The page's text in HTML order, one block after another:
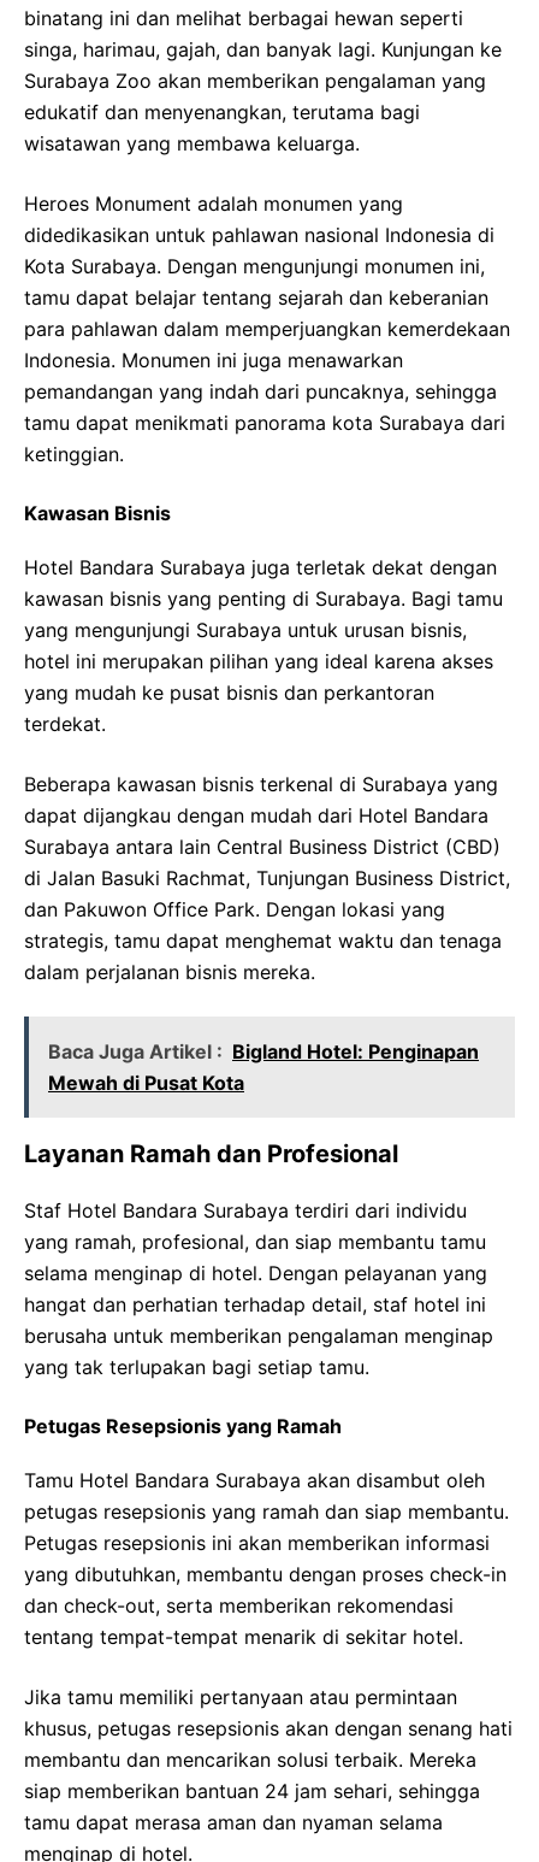
binatang ini dan melihat berbagai hewan seperti
singa, harimau, gajah, dan banyak lagi. Kunjungan ke
Surabaya Zoo akan memberikan pengalaman yang
edukatif dan menyenangkan, terutama bagi
wisatawan yang membawa keluarga.
Heroes Monument adalah monumen yang
didedikasikan untuk pahlawan nasional Indonesia di
Kota Surabaya. Dengan mengunjungi monumen ini,
tamu dapat belajar tentang sejarah dan keberanian
para pahlawan dalam memperjuangkan kemerdekaan
Indonesia. Monumen ini juga menawarkan
pemandangan yang indah dari puncaknya, sehingga
tamu dapat menikmati panorama kota Surabaya dari
ketinggian.
Kawasan Bisnis
Hotel Bandara Surabaya juga terletak dekat dengan
kawasan bisnis yang penting di Surabaya. Bagi tamu
yang mengunjungi Surabaya untuk urusan bisnis,
hotel ini merupakan pilihan yang ideal karena akses
yang mudah ke pusat bisnis dan perkantoran
terdekat.
Beberapa kawasan bisnis terkenal di Surabaya yang
dapat dijangkau dengan mudah dari Hotel Bandara
Surabaya antara lain Central Business District (CBD)
di Jalan Basuki Rachmat, Tunjungan Business District,
dan Pakuwon Office Park. Dengan lokasi yang
strategis, tamu dapat menghemat waktu dan tenaga
dalam perjalanan bisnis mereka.
Baca Juga Artikel : Bigland Hotel: Penginapan
Mewah di Pusat Kota
Layanan Ramah dan Profesional
Staf Hotel Bandara Surabaya terdiri dari individu
yang ramah, profesional, dan siap membantu tamu
selama menginap di hotel. Dengan pelayanan yang
hangat dan perhatian terhadap detail, staf hotel ini
berusaha untuk memberikan pengalaman menginap
yang tak terlupakan bagi setiap tamu.
Petugas Resepsionis yang Ramah
Tamu Hotel Bandara Surabaya akan disambut oleh
petugas resepsionis yang ramah dan siap membantu.
Petugas resepsionis ini akan memberikan informasi
yang dibutuhkan, membantu dengan proses check-in
dan check-out, serta memberikan rekomendasi
tentang tempat-tempat menarik di sekitar hotel.
Jika tamu memiliki pertanyaan atau permintaan
khusus, petugas resepsionis akan dengan senang hati
membantu dan mencarikan solusi terbaik. Mereka
siap memberikan bantuan 24 jam sehari, sehingga
tamu dapat merasa aman dan nyaman selama
menginap di hotel.